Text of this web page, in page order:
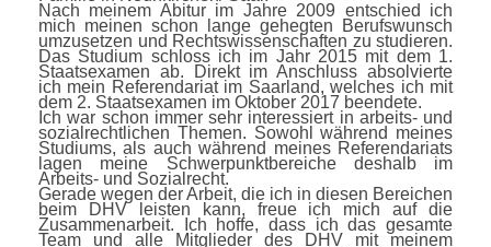
Nach meinem Abitur im Jahre 2009 entschied ich
mich meinen schon lange gehegten Berufswunsch
umzusetzen und Rechtswissenschaften zu studieren.
Das Studium schloss ich im Jahr 2015 mit dem 1.
Staatsexamen ab. Direkt im Anschluss absolvierte
ich mein Referendariat im Saarland, welches ich mit
dem 2. Staatsexamen im Oktober 2017 beendete.
Ich war schon immer sehr interessiert in arbeits- und
sozialrechtlichen Themen. Sowohl während meines
Studiums, als auch während meines Referendariats
lagen meine Schwerpunktbereiche deshalb im
Arbeits- und Sozialrecht.
Gerade wegen der Arbeit, die ich in diesen Bereichen
beim DHV leisten kann, freue ich mich auf die
Zusammenarbeit. Ich hoffe, dass ich das gesamte
Team und alle Mitglieder des DHV mit meinem